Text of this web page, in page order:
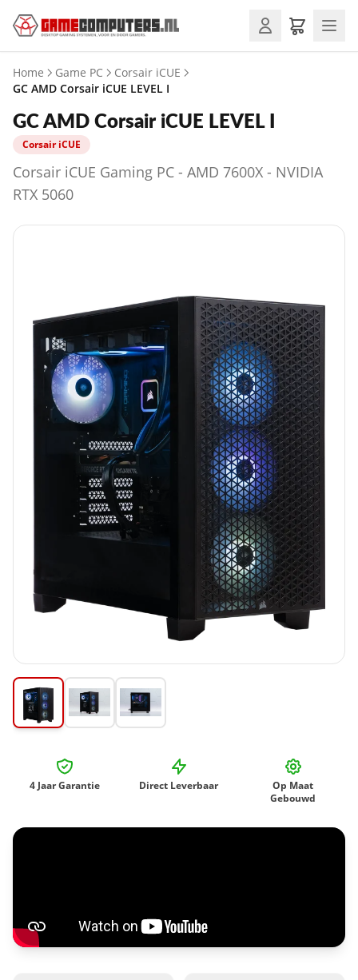
Home Game PC
Corsair iCUE
GC AMD Corsair iCUE LEVEL I
GC AMD Corsair iCUE LEVEL I
Corsair iCUE
Corsair iCUE Gaming PC - AMD 7600X - NVIDIA
RTX 5060
4 Jaar Garantie Direct Leverbaar
Op Maat
Gebouwd